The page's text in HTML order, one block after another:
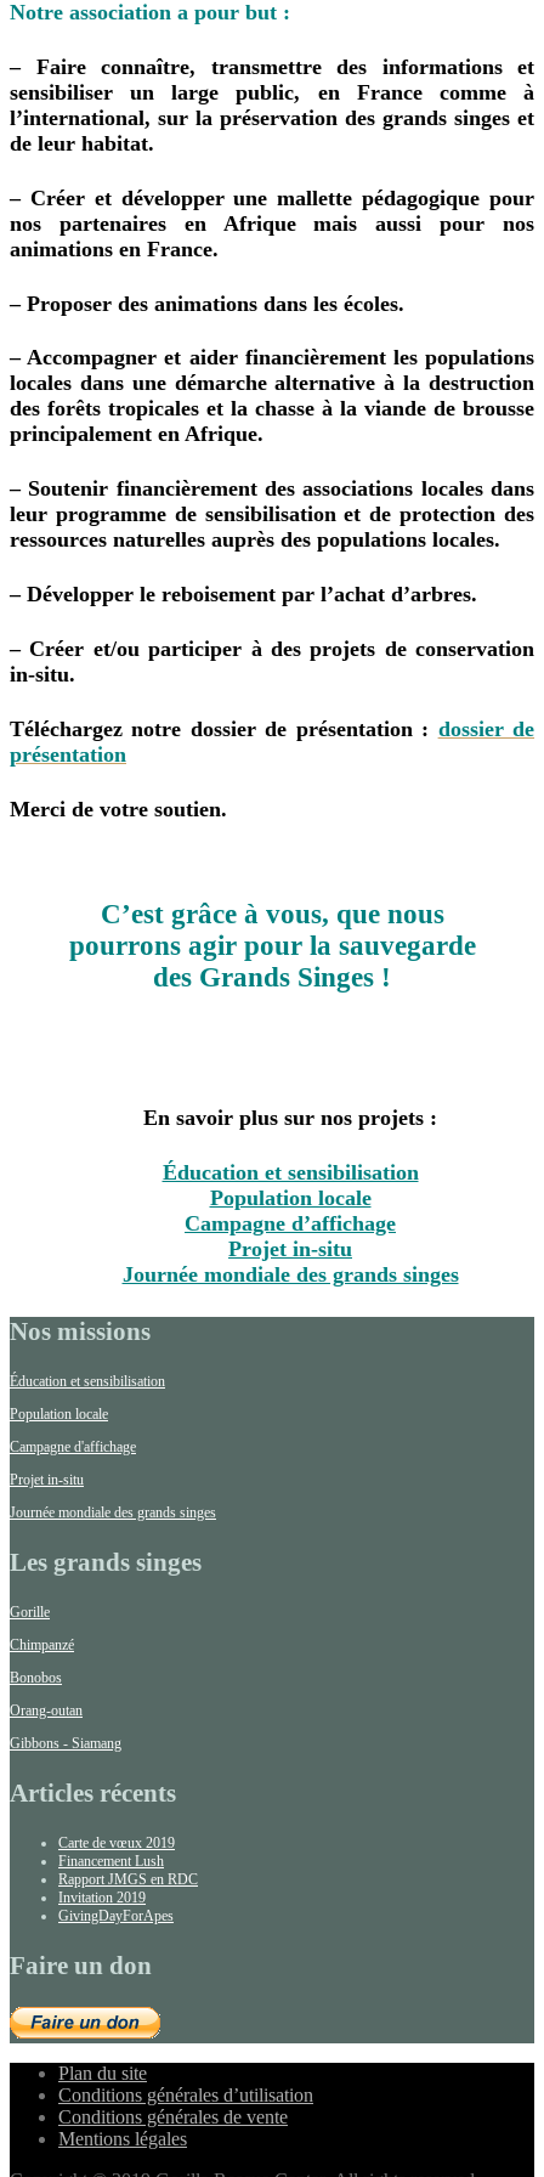
Notre association a pour but :
– Faire connaître, transmettre des informations et
sensibiliser un large public, en France comme à
l’international, sur la préservation des grands singes et
de leur habitat.
– Créer et développer une mallette pédagogique pour
nos partenaires en Afrique mais aussi pour nos
animations en France.
– Proposer des animations dans les écoles.
– Accompagner et aider financièrement les populations
locales dans une démarche alternative à la destruction
des forêts tropicales et la chasse à la viande de brousse
principalement en Afrique.
– Soutenir financièrement des associations locales dans
leur programme de sensibilisation et de protection des
ressources naturelles auprès des populations locales.
– Développer le reboisement par l’achat d’arbres.
– Créer et/ou participer à des projets de conservation
in-situ.
Téléchargez notre dossier de présentation : dossier de
présentation
Merci de votre soutien.
C’est grâce à vous, que nous
pourrons agir pour la sauvegarde
des Grands Singes !
En savoir plus sur nos projets :
Éducation et sensibilisation
Population locale
Campagne d’affichage
Projet in-situ
Journée mondiale des grands singes
Nos missions
Éducation et sensibilisation
Population locale
Campagne d'affichage
Projet in-situ
Journée mondiale des grands singes
Les grands singes
Gorille
Chimpanzé
Bonobos
Orang-outan
Gibbons - Siamang
Articles récents
Carte de vœux 2019
Financement Lush
Rapport JMGS en RDC
Invitation 2019
GivingDayForApes
Faire un don
Plan du site
Conditions générales d’utilisation
Conditions générales de vente
Mentions légales